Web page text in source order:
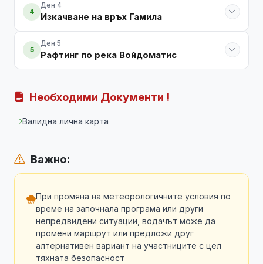
4
Ден 4
Изкачване на връх Гамила
5
Ден 5
Рафтинг по река Войдоматис
Необходими Документи !
Валидна лична карта
Важно:
При промяна на метеорологичните условия по
време на започнала програма или други
непредвидени ситуации, водачът може да
промени маршрут или предложи друг
алтернативен вариант на участниците с цел
тяхната безопасност